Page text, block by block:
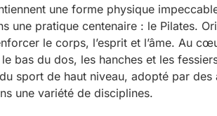
une forme physique
une pratique centenaire : le Pilates.
le corps, l’esprit et l’âme. Au
bas du dos, les hanches et les
sport de haut niveau, adopté par
une variété de disciplines.